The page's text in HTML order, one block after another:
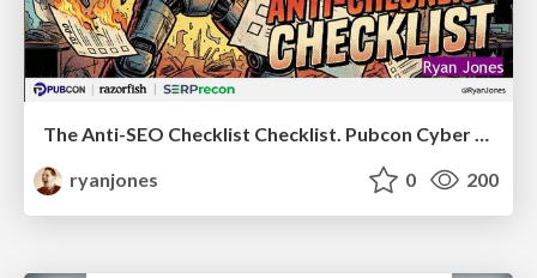
The Anti-SEO Checklist Checklist. Pubcon Cyber Week
ryanjones
0 200